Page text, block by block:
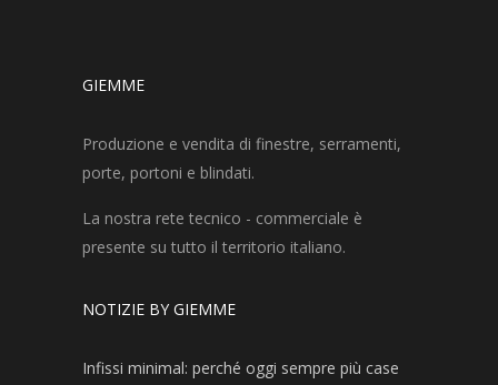
GIEMME
Produzione e vendita di finestre, serramenti,
porte, portoni e blindati.
La nostra rete tecnico - commerciale è
presente su tutto il territorio italiano.
NOTIZIE BY GIEMME
Infissi minimal: perché oggi sempre più case